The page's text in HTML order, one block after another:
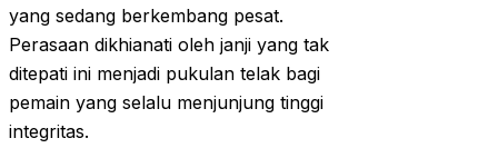
yang sedang berkembang pesat.
Perasaan dikhianati oleh janji yang tak
ditepati ini menjadi pukulan telak bagi
pemain yang selalu menjunjung tinggi
integritas.